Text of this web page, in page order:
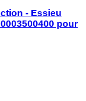
- Essieu
pour